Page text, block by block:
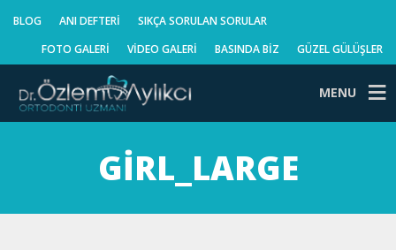
BLOG ANI DEFTERI
SIKÇA SORULAN SORULAR
FOTO GALERI
VIDEO GALERI BASINDA BIZ GÜZEL GÜLÜŞLER
MENU
GIRL_LARGE